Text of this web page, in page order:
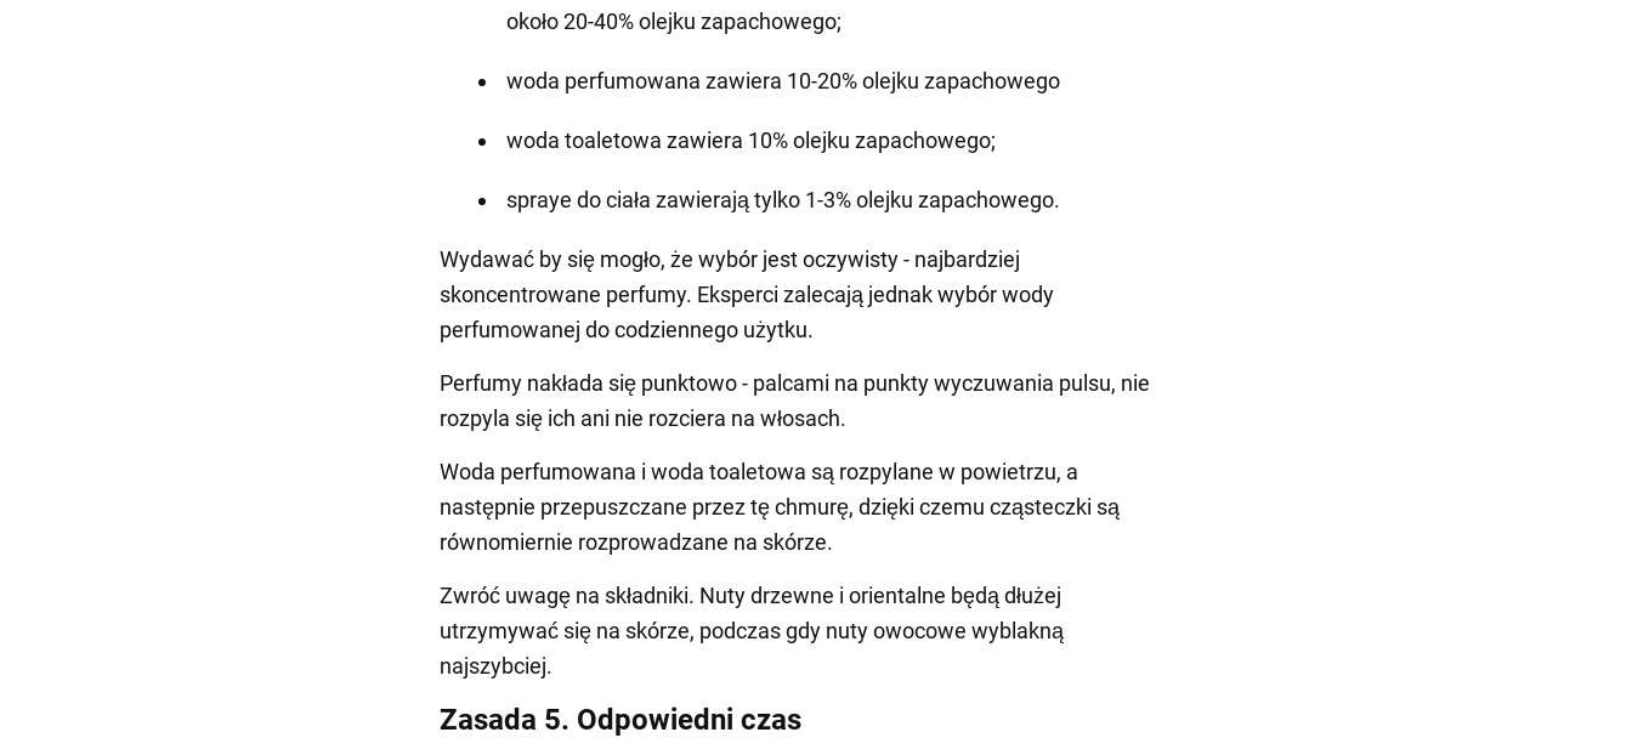
około 20-40% olejku zapachowego;
woda perfumowana zawiera 10-20% olejku zapachowego
woda toaletowa zawiera 10% olejku zapachowego;
spraye do ciała zawierają tylko 1-3% olejku zapachowego.
Wydawać by się mogło, że wybór jest oczywisty - najbardziej
skoncentrowane perfumy. Eksperci zalecają jednak wybór wody
perfumowanej do codziennego użytku.
Perfumy nakłada się punktowo - palcami na punkty wyczuwania pulsu, nie
rozpyla się ich ani nie rozciera na włosach.
Woda perfumowana i woda toaletowa są rozpylane w powietrzu, a
następnie przepuszczane przez tę chmurę, dzięki czemu cząsteczki są
równomiernie rozprowadzane na skórze.
Zwróć uwagę na składniki. Nuty drzewne i orientalne będą dłużej
utrzymywać się na skórze, podczas gdy nuty owocowe wyblakną
najszybciej.
Zasada 5. Odpowiedni czas